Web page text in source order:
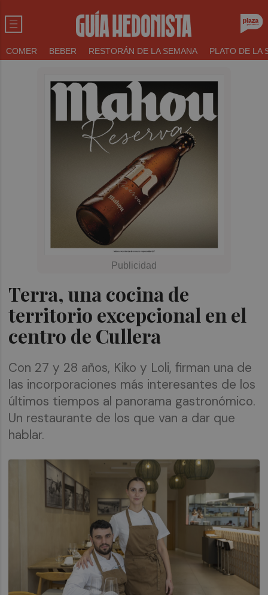
COMER BEBER RESTORÁN DE LA SEMANA PLATO DE LA
Terra, una cocina de
territorio excepcional en el
centro de Cullera
Con 27 y 28 años, Kiko y Loli, firman una de
las incorporaciones más interesantes de los
últimos tiempos al panorama gastronómico.
Un restaurante de los que van a dar que
hablar.